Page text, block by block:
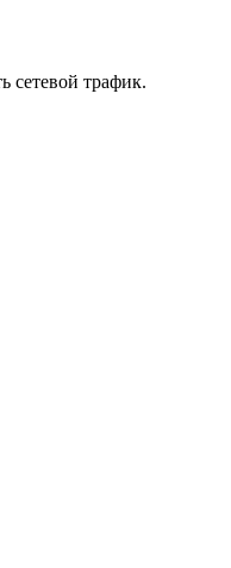
сетевой трафик.